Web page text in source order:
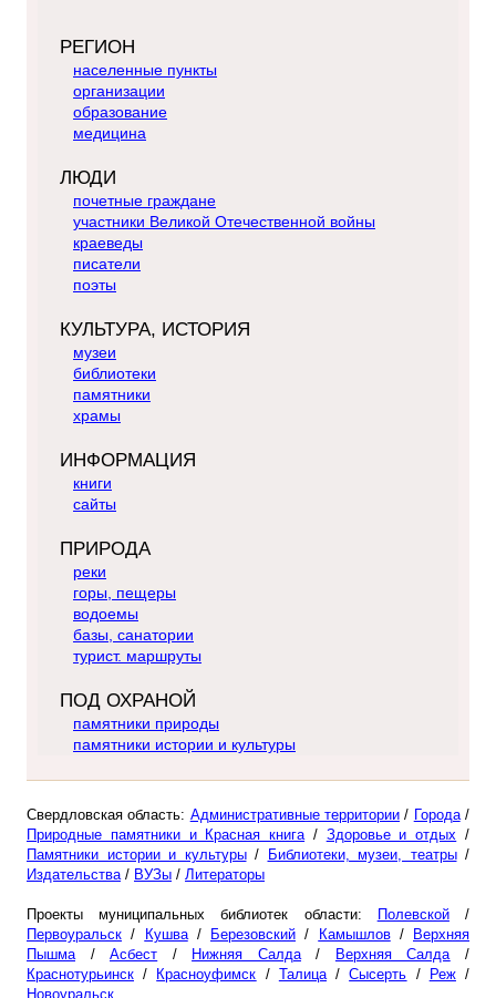
РЕГИОН
населенные пункты
организации
образование
медицина
ЛЮДИ
почетные граждане
участники Великой Отечественной войны
краеведы
писатели
поэты
КУЛЬТУРА, ИСТОРИЯ
музеи
библиотеки
памятники
храмы
ИНФОРМАЦИЯ
книги
сайты
ПРИРОДА
реки
горы, пещеры
водоемы
базы, санатории
турист. маршруты
ПОД ОХРАНОЙ
памятники природы
памятники истории и культуры
Свердловская область: Административные территории / Города/
Природные памятники и Красная книга/ Здоровье и отдых /
Памятники истории и культуры/ Библиотеки, музеи, театры/
Издательства/ ВУЗы / Литераторы
Проекты муниципальных библиотек области: Полевской/
Первоуральск / Кушва/ Березовский / Камышлов/
Верхняя
Пышма/Асбест / Нижняя Салда/ Верхняя Салда/
Краснотурьинск / Красноуфимск / Талица/Сысерть / Реж/
Новоуральск